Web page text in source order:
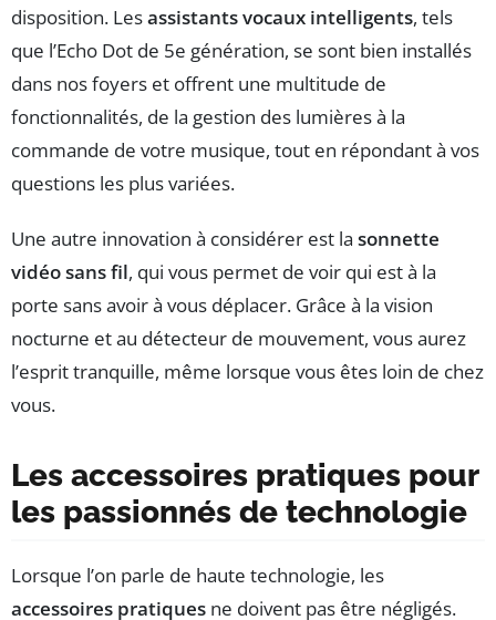
disposition. Lesassistants vocaux intelligents, tels
que l’Echo Dot de 5e génération, se sont bien installés
dans nos foyers et offrent une multitude de
fonctionnalités, de la gestion des lumières à la
commande de votre musique, tout en répondant à vos
questions les plus variées.
Une autre innovation à considérer est la sonnette
vidéo sans fil, qui vous permet de voir qui est à la
porte sans avoir à vous déplacer. Grâce à la vision
nocturne et au détecteur de mouvement, vous aurez
l’esprit tranquille, même lorsque vous êtes loin de chez
vous.
Les accessoires pratiques pour
les passionnés de technologie
Lorsque l’on parle de haute technologie, les
accessoires pratiques ne doivent pas être négligés.